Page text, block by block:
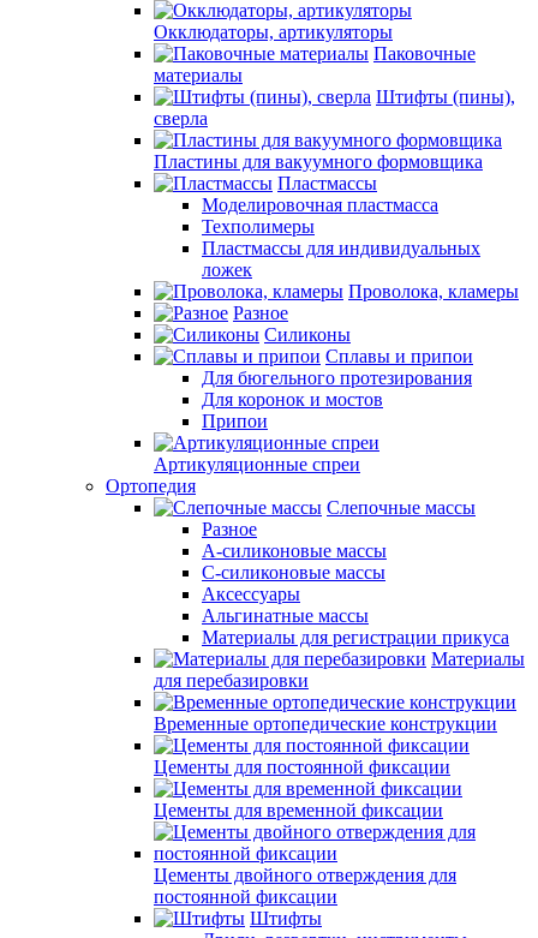
Окклюдаторы, артикуляторы
Паковочные
материалы
Штифты (пины),
сверла
Пластины для вакуумного формовщика
Пластмассы
Моделировочная пластмасса
Техполимеры
Пластмассы для индивидуальных
ложек
Проволока, кламеры
Разное
Силиконы
Сплавы и припои
Для бюгельного протезирования
Для коронок и мостов
Припои
Артикуляционные спреи
Ортопедия
Слепочные массы
Разное
А-силиконовые массы
С-силиконовые массы
Аксессуары
Альгинатные массы
Материалы для регистрации прикуса
Материалы
для перебазировки
Временные ортопедические конструкции
Цементы для постоянной фиксации
Цементы для временной фиксации
Цементы двойного отверждения для
постоянной фиксации
Штифты